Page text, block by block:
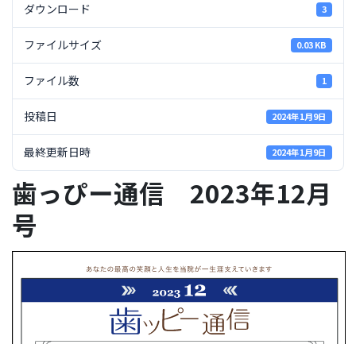
ダウンロード 3
ファイルサイズ 0.03 KB
ファイル数 1
投稿日 2024年1月9日
最終更新日時 2024年1月9日
歯っぴー通信 2023年12月
号